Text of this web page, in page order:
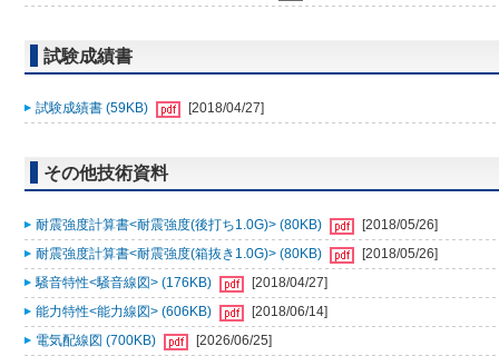
試験成績書
試験成績書 (59KB) [2018/04/27]
その他技術資料
耐震強度計算書<耐震強度(後打ち1.0G)> (80KB)
[2018/05/26]
耐震強度計算書<耐震強度(箱抜き1.0G)> (80KB)
[2018/05/26]
騒音特性<騒音線図> (176KB)
[2018/04/27]
能力特性<能力線図> (606KB)
[2018/06/14]
電気配線図 (700KB)
[2026/06/25]